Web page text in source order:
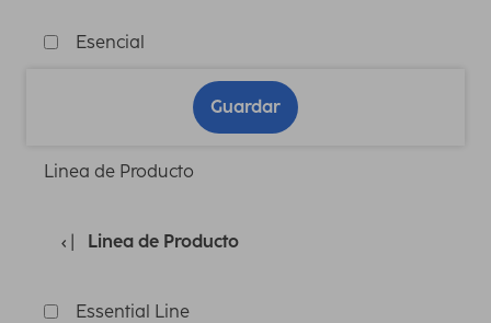
Esencial
Guardar
Linea de Producto
Linea de Producto
Essential Line